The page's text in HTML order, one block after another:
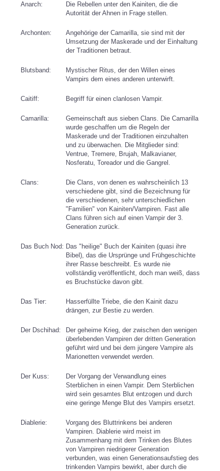
Anarch:
Die Rebellen unter den Kainiten, die die
Autorität der Ahnen in Frage stellen.
Archonten:
Angehörige der Camarilla, sie sind mit der
Umsetzung der Maskerade und der Einhaltung
der Traditionen betraut.
Blutsband:
Mystischer Ritus, der den Willen eines
Vampirs dem eines anderen unterwirft.
Caitiff: Begriff für einen clanlosen Vampir.
Camarilla:
Gemeinschaft aus sieben Clans. Die Camarilla
wurde geschaffen um die Regeln der
Maskerade und der Traditionen einzuhalten
und zu überwachen. Die Mitglieder sind:
Ventrue, Tremere, Brujah, Malkavianer,
Nosferatu, Toreador und die Gangrel.
Clans:
Die Clans, von denen es wahrscheinlich 13
verschiedene gibt, sind die Bezeichnung für
die verschiedenen, sehr unterschiedlichen
"Familien" von Kainiten/Vampiren. Fast alle
Clans führen sich auf einen Vampir der 3.
Generation zurück.
Das Buch Nod: Das "heilige" Buch der Kainiten (quasi ihre
Bibel), das die Ursprünge und Frühgeschichte
ihrer Rasse beschreibt. Es wurde nie
vollständig veröffentlicht, doch man weiß, dass
es Bruchstücke davon gibt.
Das Tier:
Hasserfüllte Triebe, die den Kainit dazu
drängen, zur Bestie zu werden.
Der Dschihad:
Der geheime Krieg, der zwischen den wenigen
überlebenden Vampiren der dritten Generation
geführt wird und bei dem jüngere Vampire als
Marionetten verwendet werden.
Der Kuss:
Der Vorgang der Verwandlung eines
Sterblichen in einen Vampir. Dem Sterblichen
wird sein gesamtes Blut entzogen und durch
eine geringe Menge Blut des Vampirs ersetzt.
Diablerie:
Vorgang des Bluttrinkens bei anderen
Vampiren. Diablerie wird meist im
Zusammenhang mit dem Trinken des Blutes
von Vampiren niedrigerer Generation
verbunden, was einen Generationsaufstieg des
trinkenden Vampirs bewirkt, aber durch die